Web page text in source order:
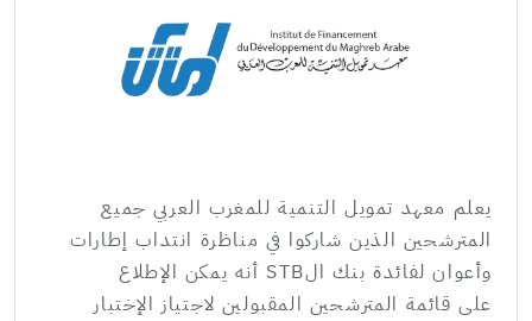
يعلم معهد تمويل التنمية للمغرب العربي جميع
المترشحين الذين شاركوا في مناظرة انتداب إطارات
وأعوان لفائدة بنك الSTB أنه يمكن الإطلاع
على قائمة المترشحين المقبولين لاجتياز الإختبار